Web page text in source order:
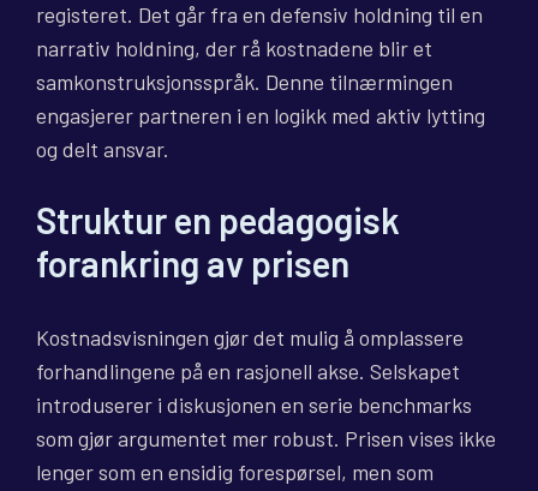
registeret. Det går fra en defensiv holdning til en
narrativ holdning, der rå kostnadene blir et
samkonstruksjonsspråk. Denne tilnærmingen
engasjerer partneren i en logikk med aktiv lytting
og delt ansvar.
Struktur en pedagogisk
forankring av prisen
Kostnadsvisningen gjør det mulig å omplassere
forhandlingene på en rasjonell akse. Selskapet
introduserer i diskusjonen en serie benchmarks
som gjør argumentet mer robust. Prisen vises ikke
lenger som en ensidig forespørsel, men som